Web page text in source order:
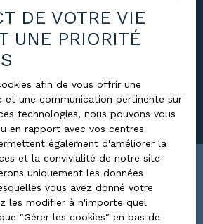
Rechercher
ALERTE MAIL
DE VOTRE VIE
UNE PRIORITÉ
afin de vous offrir une
et une communication pertinente sur
technologies, nous pouvons vous
en rapport avec vos centres
également d'améliorer la
et la convivialité de notre site
uniquement les données
vous avez donné votre
les modifier à n'importe quel
″Gérer les cookies″ en bas de